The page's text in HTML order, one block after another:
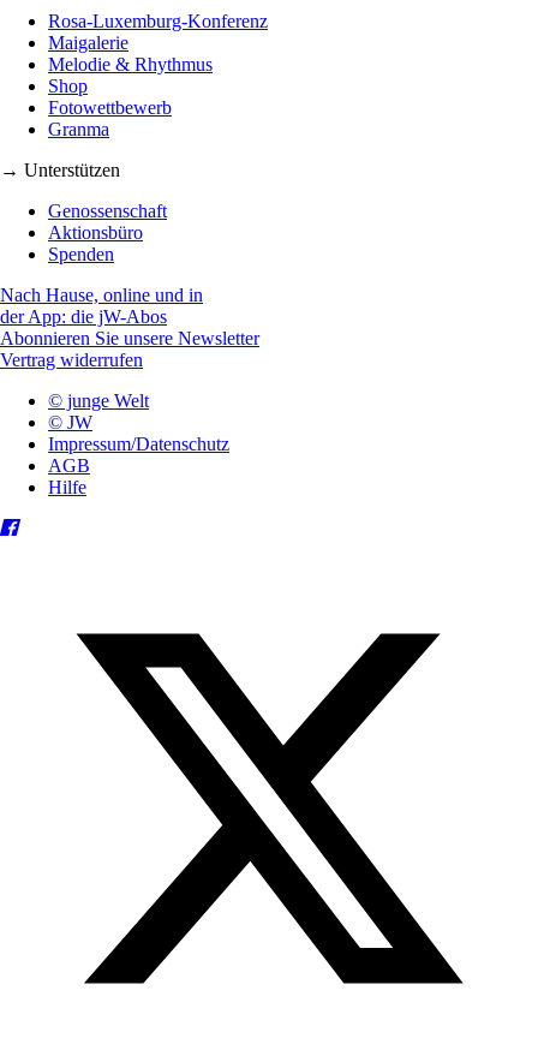
Rosa-Luxemburg-Konferenz
Maigalerie
Melodie & Rhythmus
Shop
Fotowettbewerb
Granma
→ Unterstützen
Genossenschaft
Aktionsbüro
Spenden
Nach Hause, online und in
der App: die jW-Abos
Abonnieren Sie unsere Newsletter
Vertrag widerrufen
© junge Welt
© JW
Impressum/Datenschutz
AGB
Hilfe